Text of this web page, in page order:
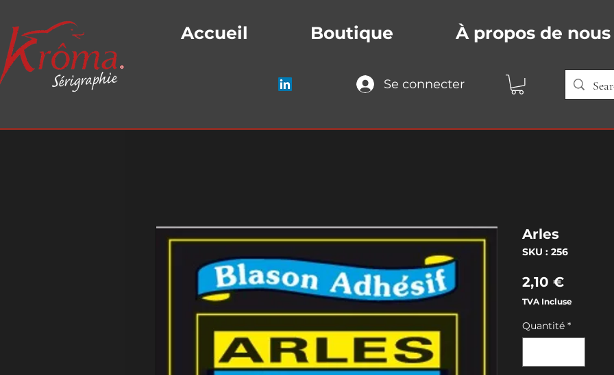
Accueil Boutique À propos de nous
Se connecter
Arles
SKU : 256
2,10 €Prix
TVA Incluse
Quantité *